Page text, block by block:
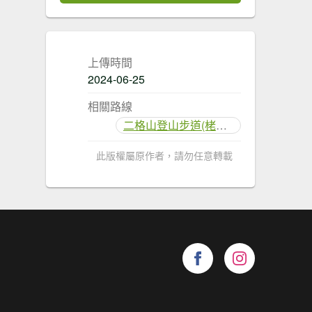
上傳時間
2024-06-25
相關路線
二格山登山步道(栳寮線)
此版權屬原作者，請勿任意轉載